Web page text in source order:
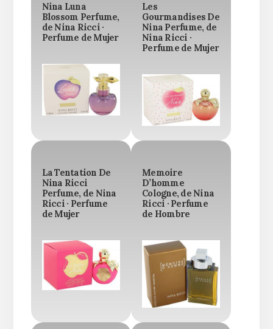
Nina Luna
Blossom Perfume,
de Nina Ricci ·
Perfume de Mujer
Les
Gourmandises De
Nina Perfume, de
Nina Ricci ·
Perfume de Mujer
La Tentation De
Nina Ricci
Perfume, de Nina
Ricci · Perfume
de Mujer
Memoire
D’homme
Cologne, de Nina
Ricci · Perfume
de Hombre